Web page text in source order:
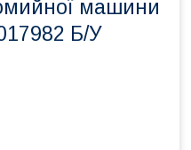
машини
Б/У